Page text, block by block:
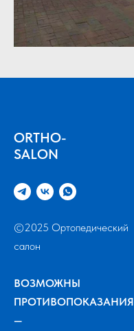
ORTHO-
SALON
©2025 Ортопедический
салон
ВОЗМОЖНЫ
ПРОТИВОПОКАЗАНИЯ
—